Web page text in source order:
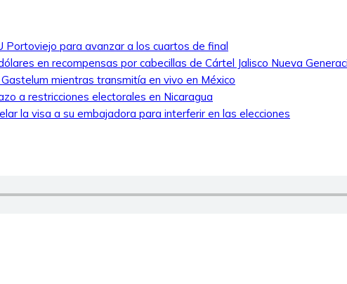
Portoviejo para avanzar a los cuartos de final
en recompensas por cabecillas de Cártel Jalisco Nueva
mientras transmitía en vivo en México
a restricciones electorales en Nicaragua
la visa a su embajadora para interferir en las elecciones